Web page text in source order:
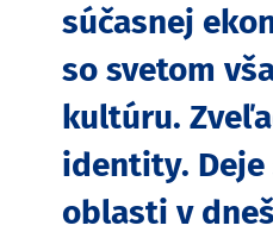
súčasnej
so svetom
kultúru.
identity. Deje
oblasti v